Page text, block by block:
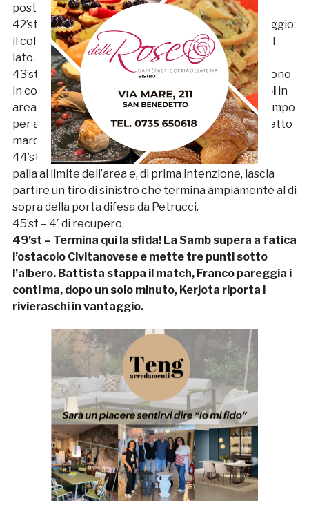
posto di Buonavoglia.
42’st – La Civitanovese prova a riprendersi il pareggio:
il colpo di testa del solito Franco termina di poco al
lato.
43’st –
OCCASIONE SAMB!I rossoblù ospiti ripartono
in contropiede:
Kerjotasi accentra e serveEusepiin
area di rigore, ma l’attaccante rossoblù perde il tempo
per andare al tiro e si fa stoppare in angolo dal diretto
marcatore.
44’st – Samb ancora pericolosa: Candellori riceve
palla al limite dell’area e, di prima intenzione, lascia
partire un tiro di sinistro che termina ampiamente al di
sopra della porta difesa da Petrucci.
45’st – 4′ di recupero.
49’st – Termina qui la sfida! La Samb supera a fatica
l’ostacolo Civitanovese e mette tre punti sotto
l’albero. Battista stappa il match, Franco pareggia i
conti ma, dopo un solo minuto, Kerjota riporta i
rivieraschi in vantaggio.